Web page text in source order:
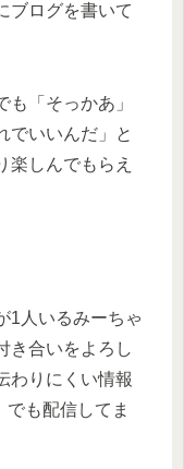
ブログを書いて
「そっかあ」
でいいんだ」と
楽しんでもらえ
1人いるみーちゃ
き合いをよろし
わりにくい情報
も配信してま